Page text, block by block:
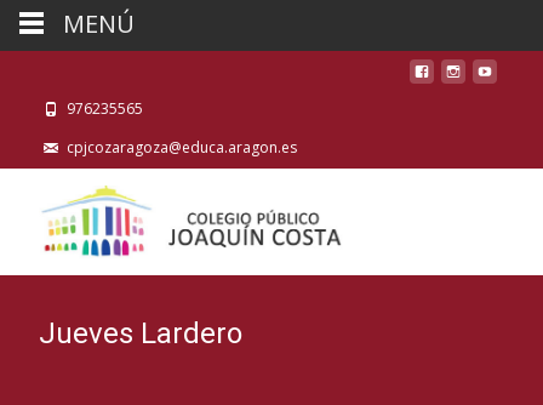
976235565
cpjcozaragoza@educa.aragon.es
Jueves Lardero
MENÚ